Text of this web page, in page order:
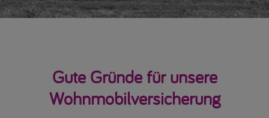
Gute Gründe für unsere
Wohnmobilversicherung